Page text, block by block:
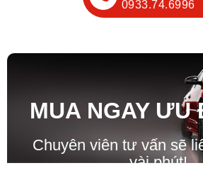
0933.74.6996
MUA NGAY ƯU
Chuyên viên tư vấn sẽ
vài phút!